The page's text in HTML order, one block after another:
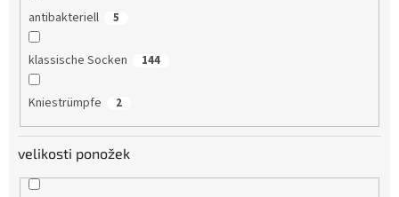
antibakteriell 5
klassische Socken 144
Kniestrümpfe 2
velikosti ponožek